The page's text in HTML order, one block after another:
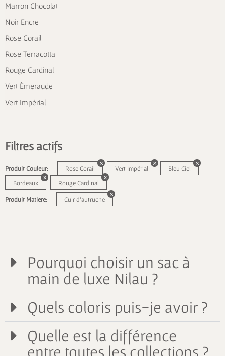
Marron Chocolat
Noir Encre
Rose Corail
Rose Terracotta
Rouge Cardinal
Vert Émeraude
Vert Impérial
Filtres actifs
Produit Couleur: Rose Corail Vert Impérial
Bleu Ciel
Bordeaux
Rouge Cardinal
Produit Matiere: Cuir d'autruche
Pourquoi choisir un sac à
main de luxe Nilau ?
Quels coloris puis-je avoir ?
Quelle est la différence
entre toutes les collections ?